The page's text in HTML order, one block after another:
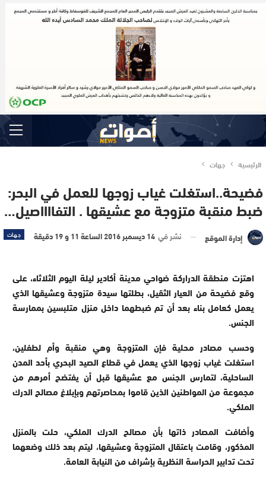
الرئيسية جهات
فضيحة..استغلت غياب زوجها للعمل في البحر:
ضبط منقبة متزوجة مع عشيقها . التفااااصيل…
جهات إدارة الموقع نشر في 14 ديسمبر 2016 الساعة 11 و 19 دقيقة
اهتزت منطقة الدراركة ضواحي مدينة أكادير ليلة اليوم الثلاثاء، على
وقع فضيحة من العيار الثقيل، بطلتها سيدة متزوجة وعشيقها الذي
يعمل كعامل بناء بعد أن تم ضبطهما داخل منزل متلبسين بممارسة
الجنس.
وحسب مصادر محلية فإن المتزوجة وهي منقبة وأم لطفلين،
استغلت غياب زوجها الذي يعمل في قطاع الصيد البحري بأحد المدن
الساحلية، لتمارس الجنس مع عشيقها قبل أن يفتضح أمرهم من
مجموعة من المواطنين الذين قاموا بمحاصرتهم وبإبلاغ مصالح الدرك
الملكي.
وأضافت المصادر ذاتها بأن مصالح الدرك الملكي، حلت بالمنزل
المذكور، وقامت باعتقال المتزوجة وعشيقها، ليتم بعد ذلك وضعهما
تحت تدابير الحراسة النظرية بإشراف من النيابة العامة.